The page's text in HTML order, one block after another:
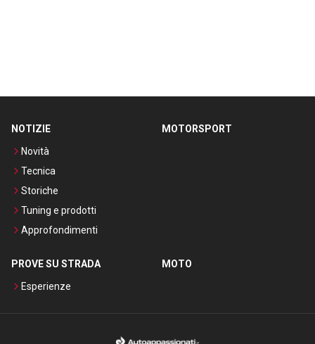
NOTIZIE
Novità
Tecnica
Storiche
Tuning e prodotti
Approfondimenti
MOTORSPORT
PROVE SU STRADA
Esperienze
MOTO